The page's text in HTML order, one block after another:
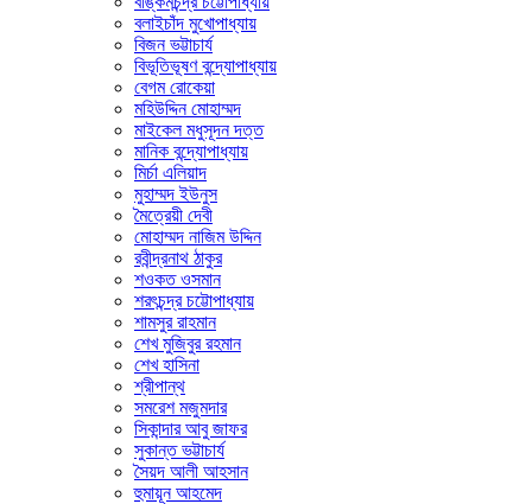
বলাইচাঁদ মুখোপাধ্যায়
বিজন ভট্টাচার্য
বিভূতিভূষণ বন্দ্যোপাধ্যায়
বেগম রোকেয়া
মহিউদ্দিন মোহাম্মদ
মাইকেল মধুসূদন দত্ত
মানিক বন্দ্যোপাধ্যায়
মির্চা এলিয়াদ
মুহাম্মদ ইউনুস
মৈত্রেয়ী দেবী
মোহাম্মদ নাজিম উদ্দিন
রবীন্দ্রনাথ ঠাকুর
শওকত ওসমান
শরৎচন্দ্র চট্টোপাধ্যায়
শামসুর রাহমান
শেখ মুজিবুর রহমান
শেখ হাসিনা
শ্রীপান্থ
সমরেশ মজুমদার
সিকান্দার আবু জাফর
সুকান্ত ভট্টাচার্য
সৈয়দ আলী আহসান
হুমায়ূন আহমেদ